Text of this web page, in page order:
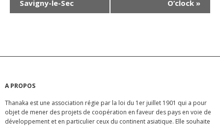
a
i
g
a
Savigny-le-Sec
O’clock »
A PROPOS
Thanaka est une association régie par la loi du 1er juillet 1901 qui a pour
objet de mener des projets de coopération en faveur des pays en voie de
développement et en particulier ceux du continent asiatique. Elle souhaite